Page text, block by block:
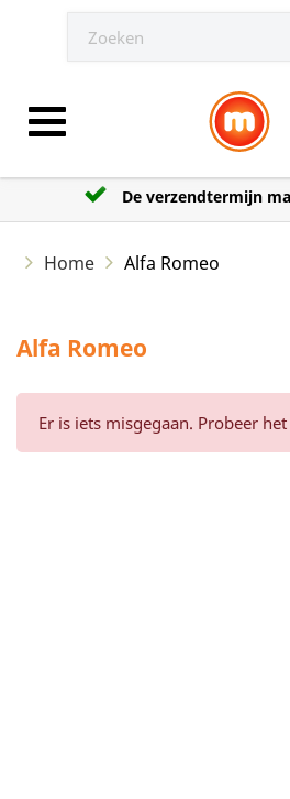
Toggle navigation
De verzendtermijn
Home Alfa Romeo
Alfa Romeo
Er is iets misgegaan. Probeer